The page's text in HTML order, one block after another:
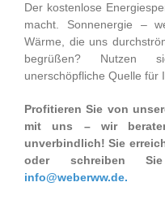
Der kostenlose
macht. Sonnenergie –
Wärme, die uns
begrüßen? Nutzen
unerschöpfliche Quelle für
Profitieren Sie von
mit uns – wir
unverbindlich!Sie
oder schreiben
info@weberww.de.